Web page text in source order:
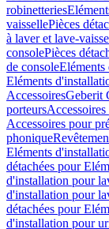
robinetteries
vaissellePièces
à laver et lave-
consolePièces
de console
Eléments
AccessoiresGeberit
porteurs
Accessoires pour
phonique
Eléments
détachées pour
d'installation pour
d'installation pour
détachées pour
d'installation pour